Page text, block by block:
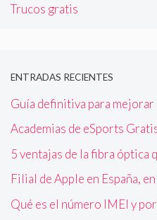
Trucos gratis
ENTRADAS RECIENTES
Guía definitiva para mejorar
Academias de eSports
5 ventajas de la fibra óptica
Filial de Apple en España,
Qué es el número IMEI y